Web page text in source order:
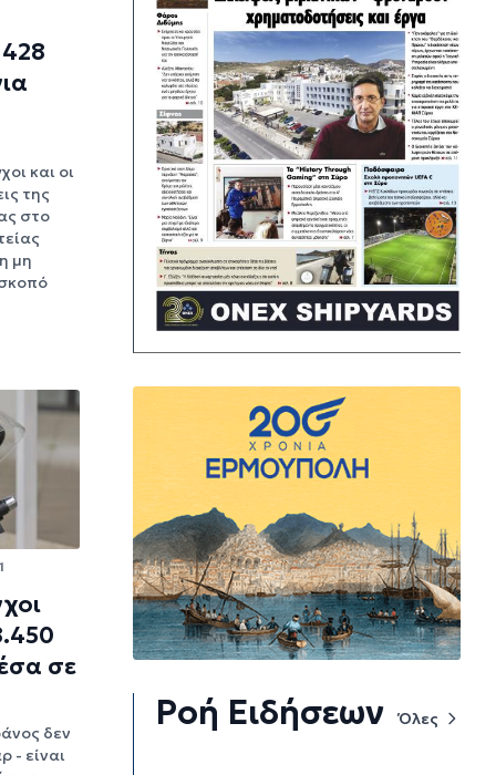
και οι
της
στο
μη
σε
δεν
- είναι
Ροή Ειδήσεων Όλες